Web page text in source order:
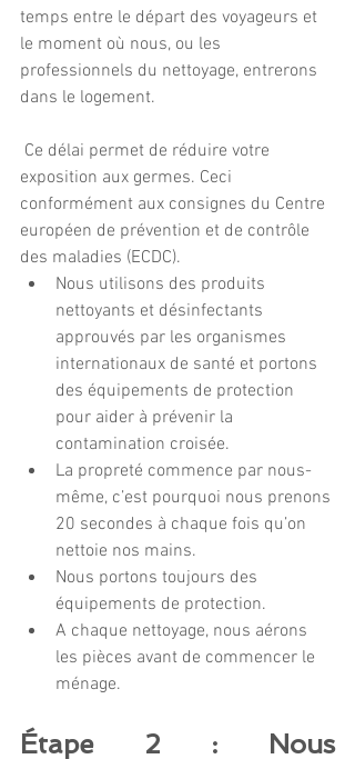
temps entre le départ des voyageurs et
le moment où nous, ou les
professionnels du nettoyage, entrerons
dans le logement.
exposition aux germes. Ceci
conformément aux consignes du Centre
européen de prévention et de contrôle
des maladies (ECDC).
Nous utilisons des produits
nettoyants et désinfectants
approuvés par les organismes
internationaux de santé et portons
des équipements de protection
pour aider à prévenir la
contamination croisée.
La propreté commence par nous-
même, c’est pourquoi nous prenons
20 secondes à chaque fois qu’on
nettoie nos mains.
Nous portons toujours des
équipements de protection.
A chaque nettoyage, nous aérons
les pièces avant de commencer le
ménage.
Étape 2 : Nous